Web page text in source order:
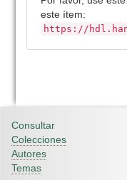
este ítem:
https://
Consultar
Colecciones
Autores
Temas